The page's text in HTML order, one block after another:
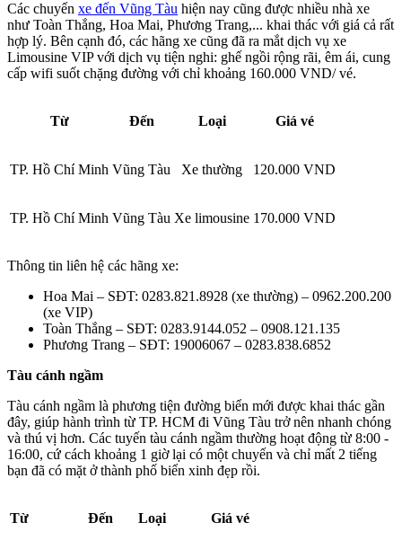
Các chuyến xe đến Vũng Tàu hiện nay cũng được nhiều nhà xe
như Toàn Thắng, Hoa Mai, Phương Trang,... khai thác với giá cả rất
hợp lý. Bên cạnh đó, các hãng xe cũng đã ra mắt dịch vụ xe
Limousine VIP với dịch vụ tiện nghi: ghế ngồi rộng rãi, êm ái, cung
cấp wifi suốt chặng đường với chỉ khoảng 160.000 VND/ vé.
Từ Đến Loại Giá vé
TP. Hồ Chí Minh Vũng Tàu Xe thường 120.000 VND
TP. Hồ Chí Minh Vũng Tàu Xe limousine 170.000 VND
Thông tin liên hệ các hãng xe:
Hoa Mai – SĐT: 0283.821.8928 (xe thường) – 0962.200.200
(xe VIP)
Toàn Thắng – SĐT: 0283.9144.052 – 0908.121.135
Phương Trang – SĐT: 19006067 – 0283.838.6852
Tàu cánh ngầm
Tàu cánh ngầm là phương tiện đường biển mới được khai thác gần
đây, giúp hành trình từ TP. HCM đi Vũng Tàu trở nên nhanh chóng
và thú vị hơn. Các tuyến tàu cánh ngầm thường hoạt động từ 8:00 -
16:00, cứ cách khoảng 1 giờ lại có một chuyến và chỉ mất 2 tiếng
bạn đã có mặt ở thành phố biển xinh đẹp rồi.
Từ Đến Loại Giá vé